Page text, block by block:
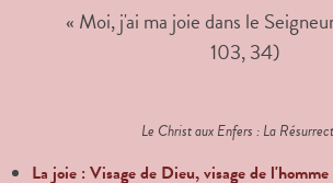
« Moi, j'ai ma joie dans le
103, 34)
Le Christ aux Enfers : La
La joie : Visage de Dieu, visage de l'homme